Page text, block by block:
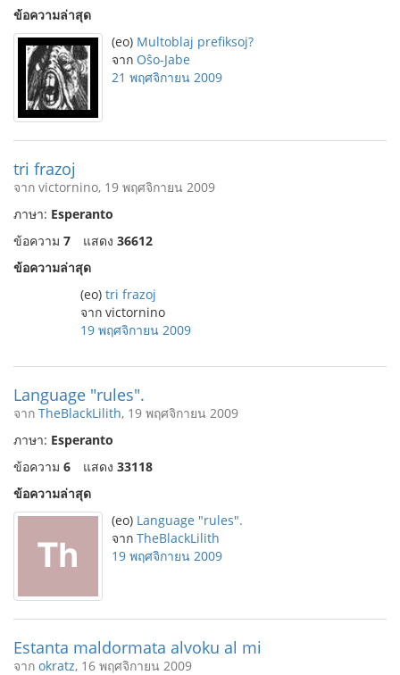
ข้อความล่าสุด
(eo) Multoblaj prefiksoj?
จาก Oŝo-Jabe
21 พฤศจิกายน 2009
tri frazoj
จาก victornino, 19 พฤศจิกายน 2009
ภาษา: Esperanto
ข้อความ 7 แสดง 36612
ข้อความล่าสุด
(eo) tri frazoj
จาก victornino
19 พฤศจิกายน 2009
Language "rules".
จาก TheBlackLilith, 19 พฤศจิกายน 2009
ภาษา: Esperanto
ข้อความ 6 แสดง 33118
ข้อความล่าสุด
(eo) Language "rules".
จาก TheBlackLilith
19 พฤศจิกายน 2009
Estanta maldormata alvoku al mi
จาก okratz, 16 พฤศจิกายน 2009